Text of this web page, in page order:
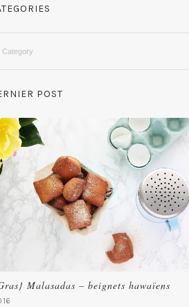
POST
Malasadas – beignets hawaïens